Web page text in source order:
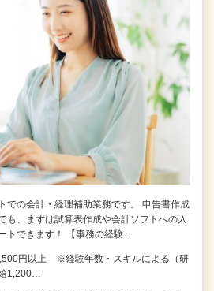
での会計・経理補助業務です。 申告書作成
も、まずは試算表作成や会計ソフトへの⼊
トできます！ 【事務の経験…
円以上 ※経験年数・スキルによる（研
1,200…